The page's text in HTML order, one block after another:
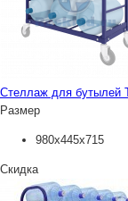
Стеллаж для бутылей
Размер
980х445х715
Скидка